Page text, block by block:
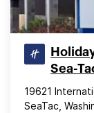
Sea-
19621
SeaTac,